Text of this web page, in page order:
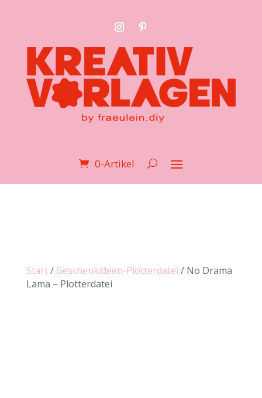
0-Artikel
Start/ Geschenkideen-Plotterdatei / No Drama
Lama – Plotterdatei